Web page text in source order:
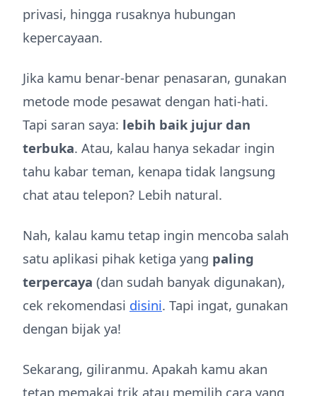
privasi, hingga rusaknya hubungan
kepercayaan.
Jika kamu benar-benar penasaran, gunakan
metode mode pesawat dengan hati-hati.
Tapi saran saya: lebih baik jujur dan
terbuka. Atau, kalau hanya sekadar ingin
tahu kabar teman, kenapa tidak langsung
chat atau telepon? Lebih natural.
Nah, kalau kamu tetap ingin mencoba salah
satu aplikasi pihak ketiga yang paling
terpercaya (dan sudah banyak digunakan),
cek rekomendasi disini. Tapi ingat, gunakan
dengan bijak ya!
Sekarang, giliranmu. Apakah kamu akan
tetap memakai trik atau memilih cara yang